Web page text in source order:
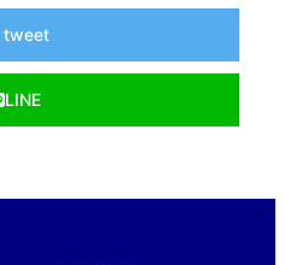
tweet
LINE